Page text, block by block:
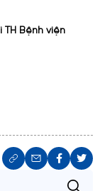
TH Bệnh viện